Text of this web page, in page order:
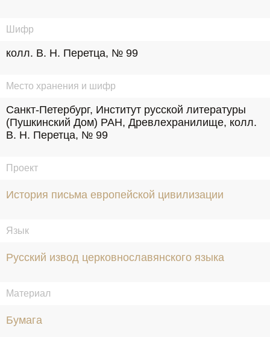
Шифр
колл. В. Н. Перетца, № 99
Место хранения и шифр
Санкт-Петербург, Институт русской литературы
(Пушкинский Дом) РАН, Древлехранилище, колл.
В. Н. Перетца, № 99
Проект
История письма европейской цивилизации
Язык
Русский извод церковнославянского языка
Материал
Бумага